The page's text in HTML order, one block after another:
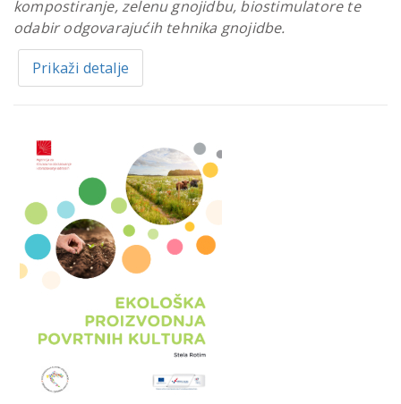
kompostiranje, zelenu gnojidbu, biostimulatore te
odabir odgovarajućih tehnika gnojidbe.
Prikaži detalje